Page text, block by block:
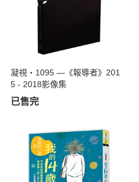
凝視・1095 —《報導者》201
5 - 2018影像集
已售完